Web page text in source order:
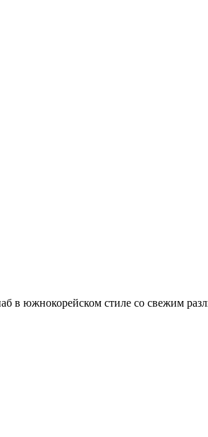
в южнокорейском стиле со свежим